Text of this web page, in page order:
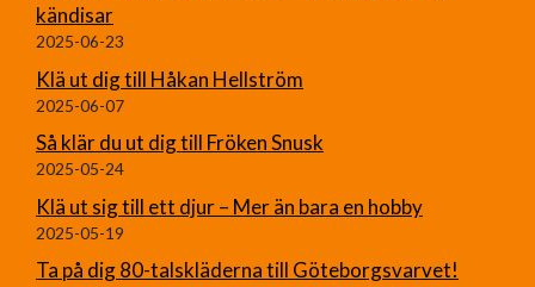
kändisar
2025-06-23
Klä ut dig till Håkan Hellström
2025-06-07
Så klär du ut dig till Fröken Snusk
2025-05-24
Klä ut sig till ett djur – Mer än bara en hobby
2025-05-19
Ta på dig 80-talskläderna till Göteborgsvarvet!